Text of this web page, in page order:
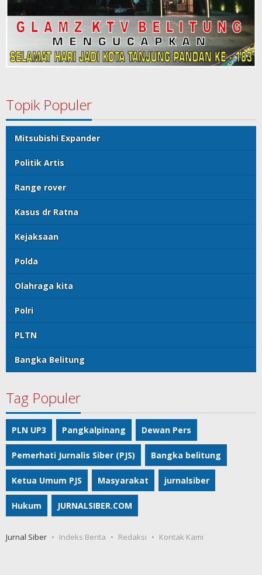
Topik Populer
Mitsubishi Expander
Politik Artis
Range rover
Kasus dr Ratna
Kejaksaan
Polda
Olahraga kita
Polri
PLTN
Bangka Belitung
Tag Populer
PLN UP3 Pangkalpinang Dewan Pers
Pemerhati Jurnalis Siber (PJS) Bangka belitung
Ketua Umum PJS Masyarakat jurnalsiber
Hukum JURNALSIBER.COM
Jurnal Siber Indeks Berita Redaksi Kontak Kami